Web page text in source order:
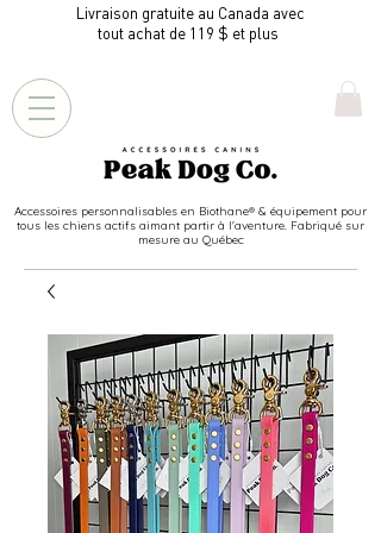
Livraison gratuite au Canada avec
tout achat de 119 $ et plus
Accessoires personnalisables en Biothane® & équipement pour
tous les chiens actifs aimant partir à l'aventure. Fabriqué sur
mesure au Québec